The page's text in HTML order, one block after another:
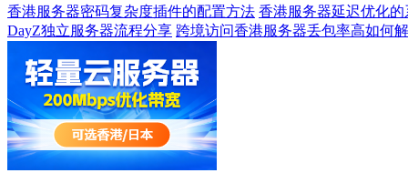
香港服务器密码复杂度插件的配置方法 香港服务器延迟优化
DayZ独立服务器流程分享 跨境访问香港服务器丢包率高如何